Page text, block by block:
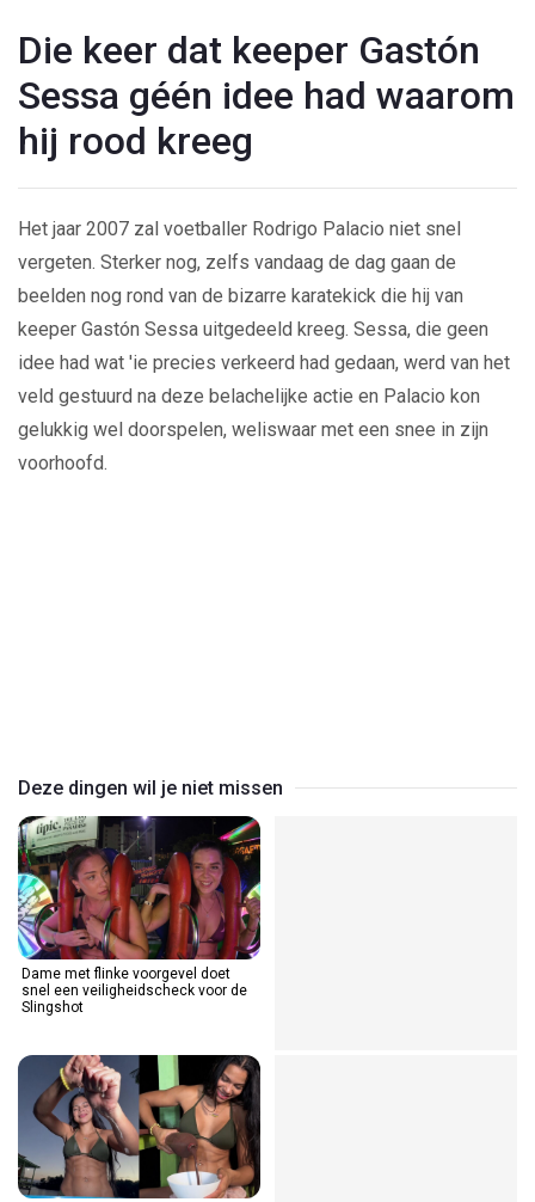
Die keer dat keeper Gastón
Sessa géén idee had waarom
hij rood kreeg
Het jaar 2007 zal voetballer Rodrigo Palacio niet snel
vergeten. Sterker nog, zelfs vandaag de dag gaan de
beelden nog rond van de bizarre karatekick die hij van
keeper Gastón Sessa uitgedeeld kreeg. Sessa, die geen
idee had wat 'ie precies verkeerd had gedaan, werd van het
veld gestuurd na deze belachelijke actie en Palacio kon
gelukkig wel doorspelen, weliswaar met een snee in zijn
voorhoofd.
Deze dingen wil je niet missen
Dame met flinke voorgevel doet
snel een veiligheidscheck voor de
Slingshot